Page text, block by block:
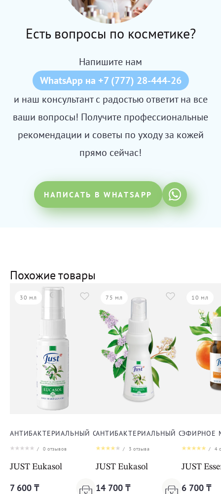
Есть вопросы по косметике?
Напишите нам
WhatsApp на +7 (777) 28-444-26
и наш консультант с радостью ответит на все
ваши вопросы! Получите профессиональные
рекомендации и советы по уходу за кожей
прямо сейчас!
НАПИСАТЬ В WHATSAPP
Похожие товары
30 мл
АНТИБАКТЕРИАЛЬНЫЙ СПРЕЙ ЭУКАСОЛ
/ 0 отзывов
JUST Eukasol
7 600 ₸
75 мл
АНТИБАКТЕРИАЛЬНЫЙ СПРЕЙ
/ 3 отзыва
JUST Eukasol
14 700 ₸
10 мл
ЭФИРНОЕ
/ 4
JUST
6 700 ₸